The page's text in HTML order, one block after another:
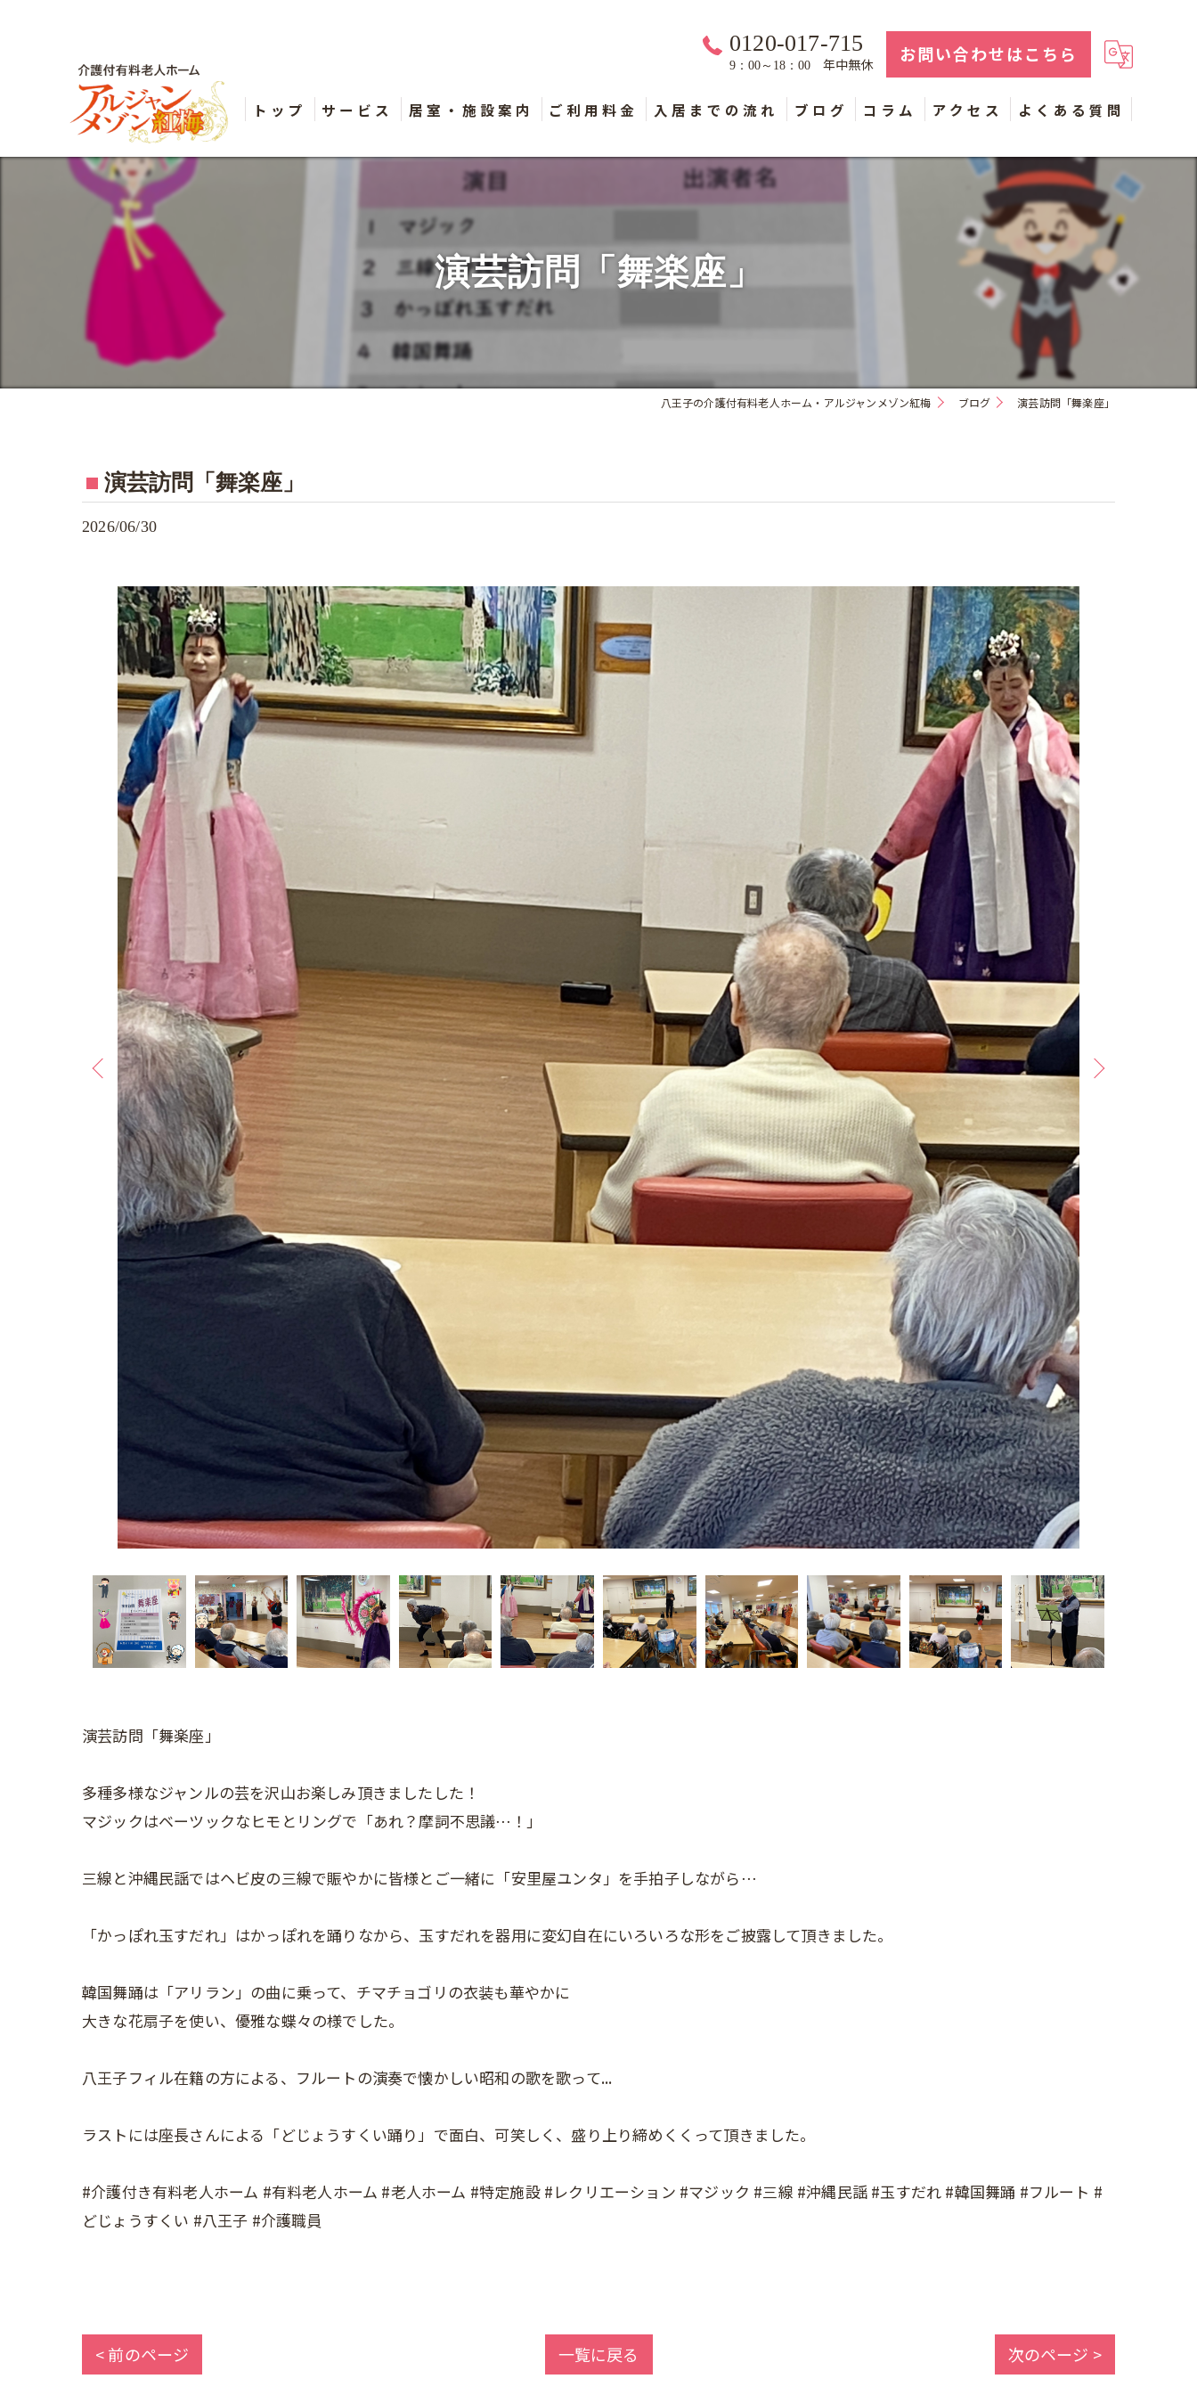
0120-017-715
9：00～18：00 年中無休 お問い合わせはこちら
トップ サービス 居室・施設案内 ご利用料金 入居までの流れ ブログ コラム アクセス よくある質問
演芸訪問「舞楽座」
八王子の介護付有料老人ホーム・アルジャンメゾン紅梅 ブログ 演芸訪問「舞楽座」
演芸訪問「舞楽座」
2026/06/30
演芸訪問「舞楽座」
多種多様なジャンルの芸を沢山お楽しみ頂きましたした！
マジックはベーツックなヒモとリングで「あれ？摩詞不思議⋯！」
三線と沖縄民謡ではヘビ皮の三線で賑やかに皆様とご一緒に「安里屋ユンタ」を手拍子しながら⋯
「かっぽれ玉すだれ」はかっぽれを踊りなから、玉すだれを器用に変幻自在にいろいろな形をご披露して頂きました。
韓国舞踊は「アリラン」の曲に乗って、チマチョゴリの衣装も華やかに
大きな花扇子を使い、優雅な蝶々の様でした。
八王子フィル在籍の方による、フルートの演奏で懐かしい昭和の歌を歌って...
ラストには座長さんによる「どじょうすくい踊り」で面白、可笑しく、盛り上り締めくくって頂きました。
#介護付き有料老人ホーム #有料老人ホーム #老人ホーム #特定施設 #レクリエーション #マジック #三線 #沖縄民謡 #玉すだれ #韓国舞踊 #フルート #
どじょうすくい #八王子 #介護職員
< 前のページ 一覧に戻る 次のページ >